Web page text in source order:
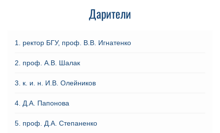
Дарители
1. ректор БГУ, проф. В.В. Игнатенко
2. проф. А.В. Шалак
3. к. и. н. И.В. Олейников
4. Д.А. Папонова
5. проф. Д.А. Степаненко